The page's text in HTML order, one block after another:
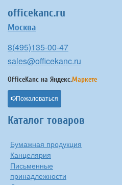
officekanc.ru
Москва
8(495)135-00-47
sales@officekanc.ru
OfficeKanc на Яндекс.Маркете
Пожаловаться
Каталог товаров
Бумажная продукция
Канцелярия
Письменные
принадлежности